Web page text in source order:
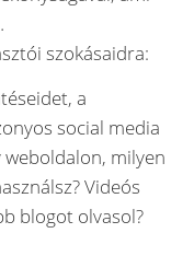
szokásaidra:
a
social media
milyen
Videós
blogot olvasol?